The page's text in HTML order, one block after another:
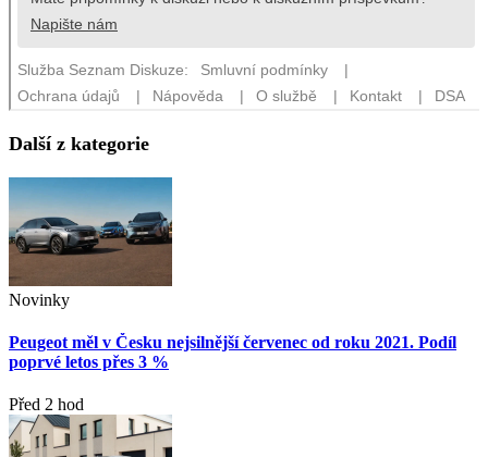
Další z kategorie
Novinky
Peugeot měl v Česku nejsilnější červenec od roku 2021. Podíl
poprvé letos přes 3 %
Před 2 hod